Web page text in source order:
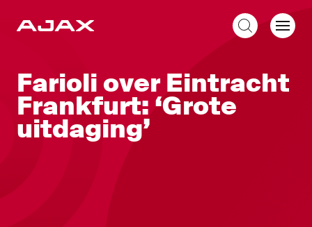
Farioli over Eintracht
Frankfurt: ‘Grote
uitdaging’